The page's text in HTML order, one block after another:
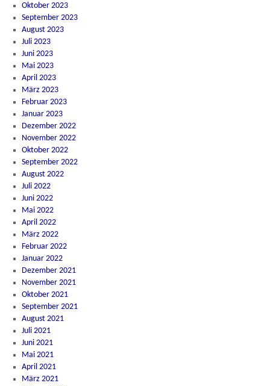
Oktober 2023
September 2023
August 2023
Juli 2023
Juni 2023
Mai 2023
April 2023
März 2023
Februar 2023
Januar 2023
Dezember 2022
November 2022
Oktober 2022
September 2022
August 2022
Juli 2022
Juni 2022
Mai 2022
April 2022
März 2022
Februar 2022
Januar 2022
Dezember 2021
November 2021
Oktober 2021
September 2021
August 2021
Juli 2021
Juni 2021
Mai 2021
April 2021
März 2021